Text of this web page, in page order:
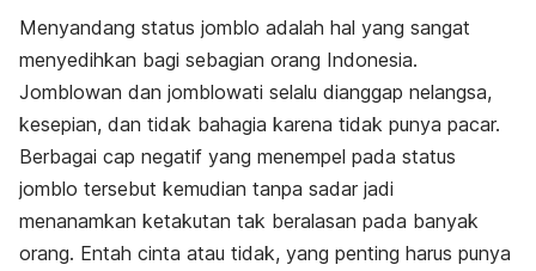
Menyandang status jomblo adalah hal yang sangat
menyedihkan bagi sebagian orang Indonesia.
Jomblowan dan jomblowati selalu dianggap nelangsa,
kesepian, dan tidak bahagia karena tidak punya pacar.
Berbagai cap negatif yang menempel pada status
jomblo tersebut kemudian tanpa sadar jadi
menanamkan ketakutan tak beralasan pada banyak
orang. Entah cinta atau tidak, yang penting harus punya